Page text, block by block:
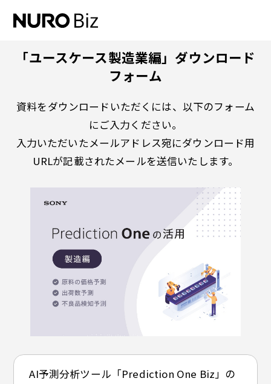
「ユースケース製造業編」ダウンロード
フォーム
資料をダウンロードいただくには、以下のフォーム
にご入力ください。
入力いただいたメールアドレス宛にダウンロード用
URLが記載されたメールを送信いたします。
AI予測分析ツール「Prediction One Biz」の